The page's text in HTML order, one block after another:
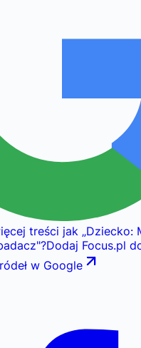
treści jak „Dziecko:
"?Dodaj Focus.pl
w Google